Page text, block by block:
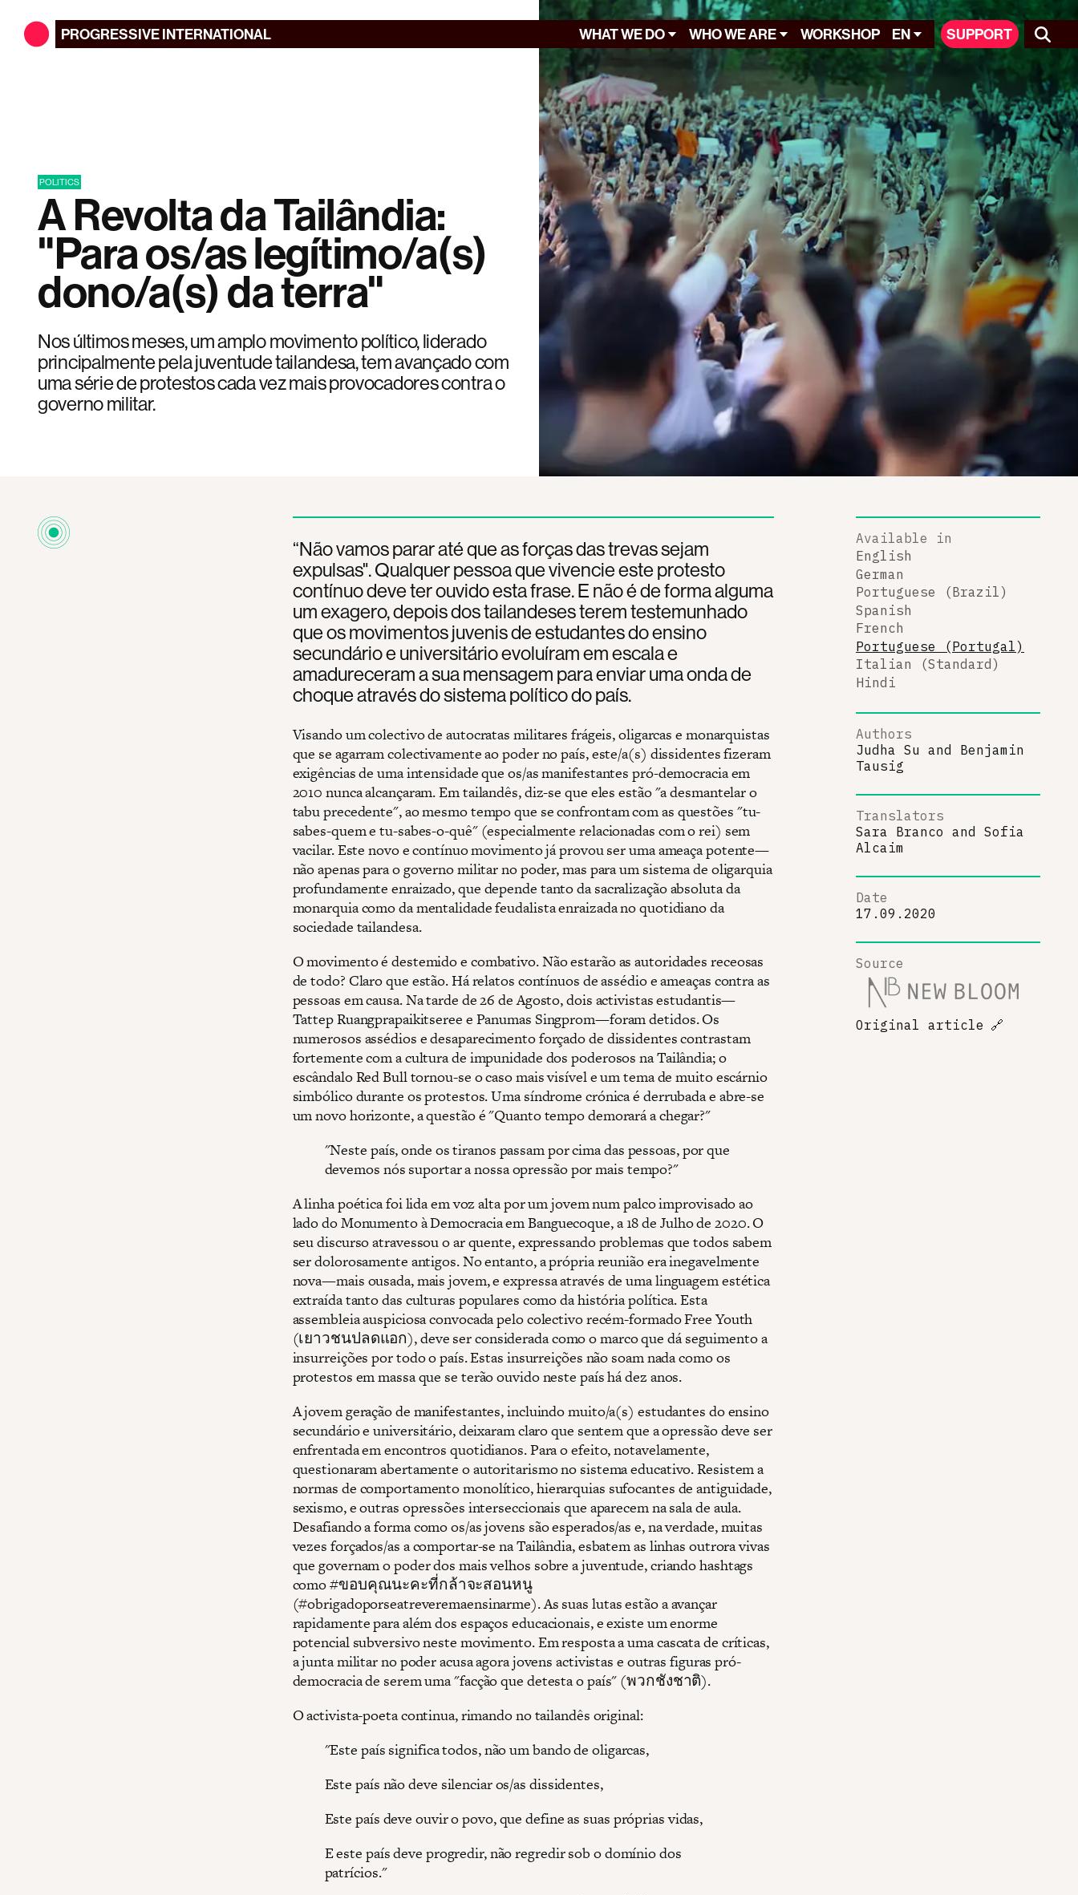
PROGRESSIVEINTERNATIONAL WHAT WE DO WHO WE ARE WORKSHOP EN SUPPORT
POLITICS
A Revolta da Tailândia:
"Para os/as legítimo/a(s)
dono/a(s) da terra"
Nos últimos meses, um amplo movimento político, liderado
principalmente pela juventude tailandesa, tem avançado com
uma série de protestos cada vez mais provocadores contra o
governo militar.
“Não vamos parar até que as forças das trevas sejam
expulsas". Qualquer pessoa que vivencie este protesto
contínuo deve ter ouvido esta frase. E não é de forma alguma
um exagero, depois dos tailandeses terem testemunhado
que os movimentos juvenis de estudantes do ensino
secundário e universitário evoluíram em escala e
amadureceram a sua mensagem para enviar uma onda de
choque através do sistema político do país.
Visando um colectivo de autocratas militares frágeis, oligarcas e monarquistas
que se agarram colectivamente ao poder no país, este/a(s) dissidentes fizeram
exigências de uma intensidade que os/as manifestantes pró-democracia em
2010 nunca alcançaram. Em tailandês, diz-se que eles estão "a desmantelar o
tabu precedente", ao mesmo tempo que se confrontam com as questões "tu-
sabes-quem e tu-sabes-o-quê" (especialmente relacionadas com o rei) sem
vacilar. Este novo e contínuo movimento já provou ser uma ameaça potente—
não apenas para o governo militar no poder, mas para um sistema de oligarquia
profundamente enraizado, que depende tanto da sacralização absoluta da
monarquia como da mentalidade feudalista enraizada no quotidiano da
sociedade tailandesa.
O movimento é destemido e combativo. Não estarão as autoridades receosas
de todo? Claro que estão. Há relatos contínuos de assédio e ameaças contra as
pessoas em causa. Na tarde de 26 de Agosto, dois activistas estudantis—
Tattep Ruangprapaikitseree e Panumas Singprom—foram detidos. Os
numerosos assédios e desaparecimento forçado de dissidentes contrastam
fortemente com a cultura de impunidade dos poderosos na Tailândia; o
escândalo Red Bull tornou-se o caso mais visível e um tema de muito escárnio
simbólico durante os protestos. Uma síndrome crónica é derrubada e abre-se
um novo horizonte, a questão é "Quanto tempo demorará a chegar?"
"Neste país, onde os tiranos passam por cima das pessoas, por que
devemos nós suportar a nossa opressão por mais tempo?"
A linha poética foi lida em voz alta por um jovem num palco improvisado ao
lado do Monumento à Democracia em Banguecoque, a 18 de Julho de 2020. O
seu discurso atravessou o ar quente, expressando problemas que todos sabem
ser dolorosamente antigos. No entanto, a própria reunião era inegavelmente
nova—mais ousada, mais jovem, e expressa através de uma linguagem estética
extraída tanto das culturas populares como da história política. Esta
assembleia auspiciosa convocada pelo colectivo recém-formado Free Youth
(เยาวชนปลดแอก), deve ser considerada como o marco que dá seguimento a
insurreições por todo o país. Estas insurreições não soam nada como os
protestos em massa que se terão ouvido neste país há dez anos.
A jovem geração de manifestantes, incluindo muito/a(s) estudantes do ensino
secundário e universitário, deixaram claro que sentem que a opressão deve ser
enfrentada em encontros quotidianos. Para o efeito, notavelamente,
questionaram abertamente o autoritarismo no sistema educativo. Resistem a
normas de comportamento monolítico, hierarquias sufocantes de antiguidade,
sexismo, e outras opressões interseccionais que aparecem na sala de aula.
Desafiando a forma como os/as jovens são esperados/as e, na verdade, muitas
vezes forçados/as a comportar-se na Tailândia, esbatem as linhas outrora vivas
que governam o poder dos mais velhos sobre a juventude, criando hashtags
como #ขอบคุณนะคะที่กล้าจะสอนหนู
(#obrigadoporseatreveremaensinarme). As suas lutas estão a avançar
rapidamente para além dos espaços educacionais, e existe um enorme
potencial subversivo neste movimento. Em resposta a uma cascata de críticas,
a junta militar no poder acusa agora jovens activistas e outras figuras pró-
democracia de serem uma "facção que detesta o país" (พวกชังชาติ).
O activista-poeta continua, rimando no tailandês original:
"Este país significa todos, não um bando de oligarcas,
Este país não deve silenciar os/as dissidentes,
Este país deve ouvir o povo, que define as suas próprias vidas,
E este país deve progredir, não regredir sob o domínio dos
patrícios."
Available in
English
German
Portuguese (Brazil)
Spanish
French
Portuguese (Portugal)
Italian (Standard)
Hindi
Authors
Judha Su and Benjamin
Tausig
Translators
Sara Branco and Sofia
Alcaim
Date
17.09.2020
Source
Original article 🔗